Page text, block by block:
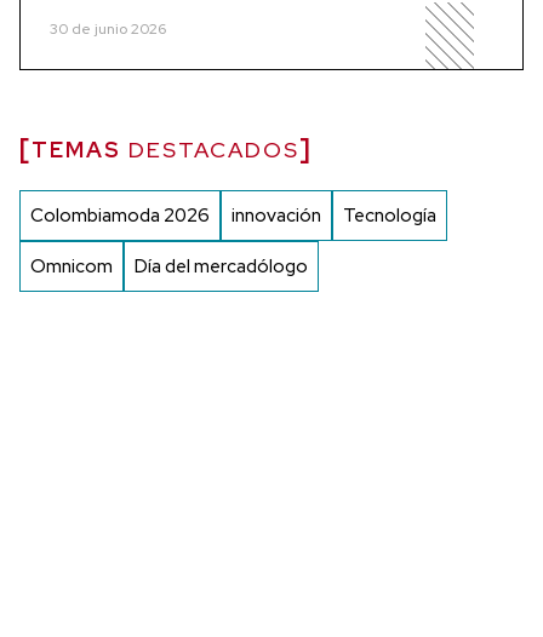
30 de junio 2026
TEMAS DESTACADOS
Colombiamoda 2026 innovación Tecnología
Omnicom Día del mercadólogo